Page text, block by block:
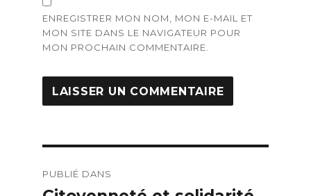
ENREGISTRER MON NOM, MON E-MAIL ET
MON SITE DANS LE NAVIGATEUR POUR
MON PROCHAIN COMMENTAIRE.
de
PUBLIÉ DANS